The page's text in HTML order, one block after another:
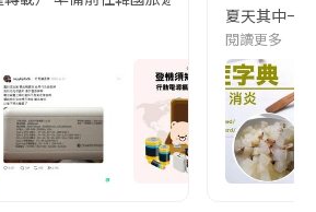
夏天其中一
閱讀更多